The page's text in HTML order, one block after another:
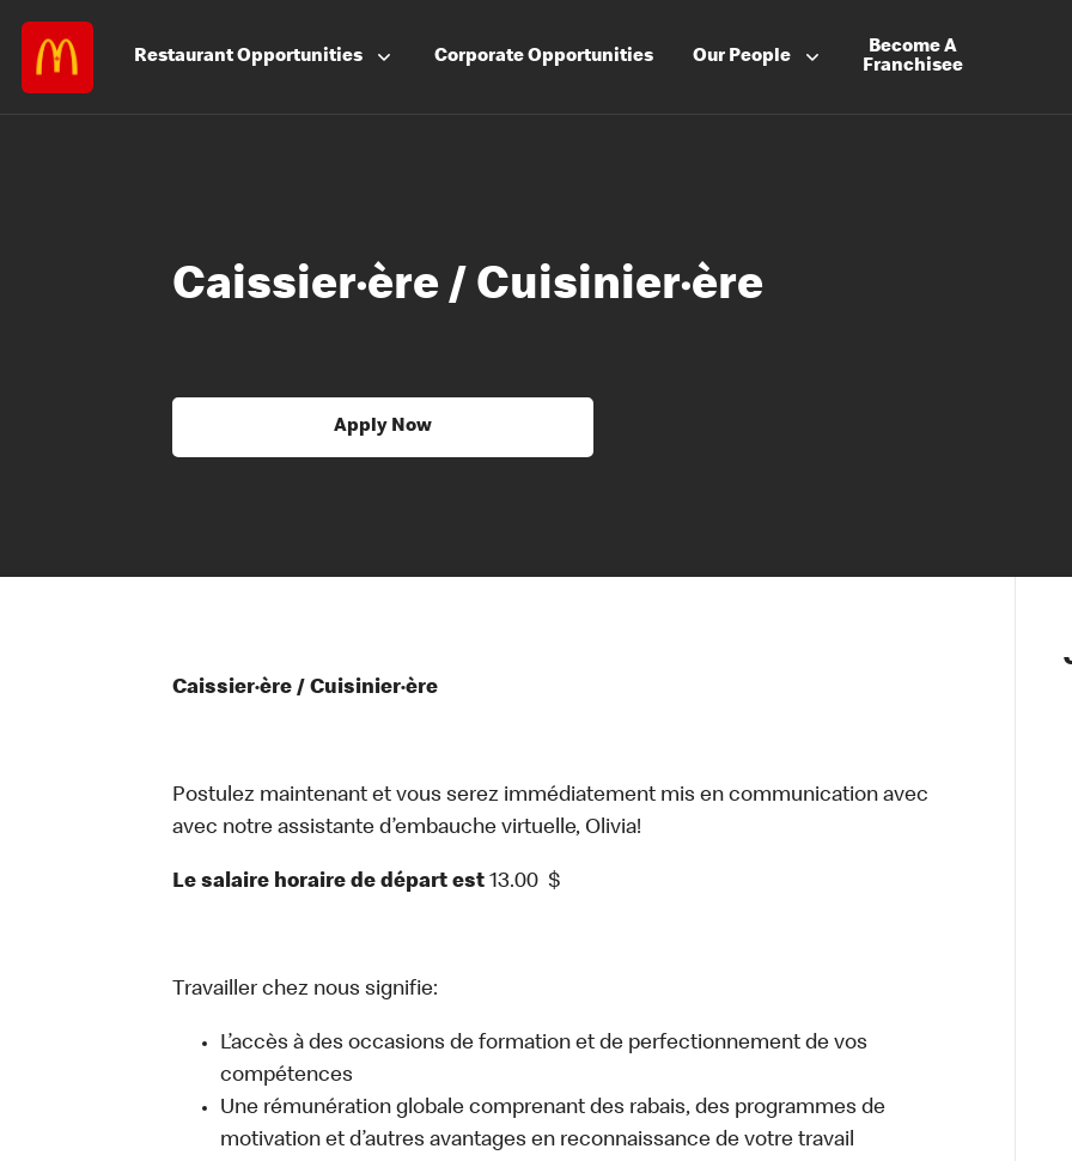
RestaurantOpportunities CorporateOpportunities Our People
Become A
Franchisee
Caissier·ère / Cuisinier·ère
Apply Now
Caissier·ère / Cuisinier·ère
Postulez maintenant et vous serez immédiatement mis en communication avec
avec notre assistante d’embauche virtuelle, Olivia!
Le salaire horaire de départ est 13.00 $
Travailler chez nous signifie:
L’accès à des occasions de formation et de perfectionnement de vos
compétences
Une rémunération globale comprenant des rabais, des programmes de
motivation et d’autres avantages en reconnaissance de votre travail